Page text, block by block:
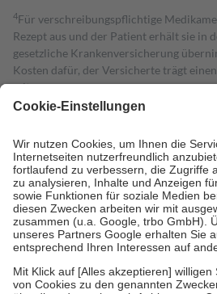
4Für verschreibungspflichtige
Rezept aus und der Patient erhält sie in
gesetzliche Krankenversicherung
Kosten dafür, der Versicherte trägt
mit.
Grundsätzlich leisten Mitglieder
höchstens zehn Euro.
Es sind jedoch nie
Kosten der Leistung zu entrichten.
Diese Regeln gelten grundsätzlich auch
Bei Heilmitteln und häuslicher
Zuzahlung zehn Prozent der Kosten
Verordnung.
Um das Engagement der Versicherten
stärken und die besondere Stellung der
fallenkeine Zuzahlungenan bei:
• Kindern und Jugendlichen bis zum